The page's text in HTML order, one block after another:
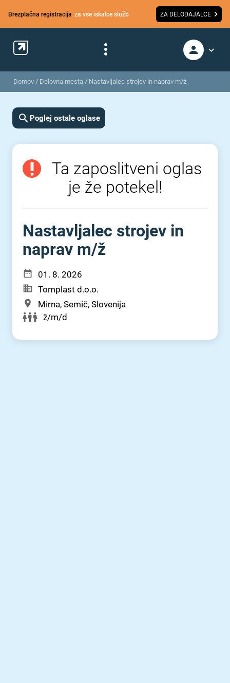
Brezplačna registracija za vse iskalce služb ZA DELODAJALCE
Domov / Delovna mesta / Nastavljalec strojev in naprav m/ž
Poglej ostale oglase
Ta zaposlitveni oglas
je že potekel!
Nastavljalec strojev in
naprav m⁠/⁠ž
01. 8. 2026
Tomplast d.o.o.
Mirna, Semič, Slovenija
ž/m/d